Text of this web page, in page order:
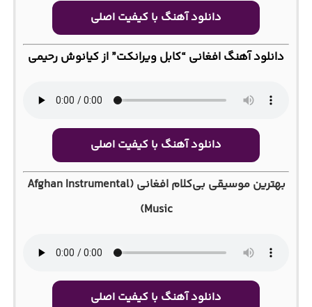
دانلود آهنگ با کیفیت اصلی
دانلود آهنگ افغانی “کابل ویرانکت” از کیانوش رحیمی
دانلود آهنگ با کیفیت اصلی
بهترین موسیقی بی‌کلام افغانی (Afghan Instrumental
Music)
دانلود آهنگ با کیفیت اصلی